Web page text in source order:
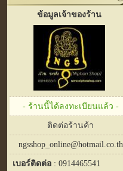
ข้อมูลเจ้าของร้าน
- ร้านนี้ได้ลงทะเบียนแล้ว -
ติดต่อร้านค้า
ngsshop_online@hotmail.co.th
เบอร์ติดต่อ : 0914465541